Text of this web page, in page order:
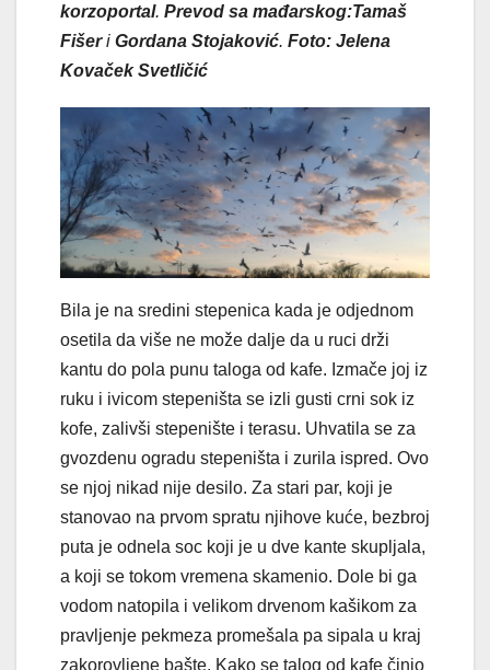
korzoportal. Prevod sa mađarskog:Tamaš
Fišeri Gordana Stojaković. Foto: Jelena
Kovaček Svetličić
Bila je na sredini stepenica kada je odjednom
osetila da više ne može dalje da u ruci drži
kantu do pola punu taloga od kafe. Izmače joj iz
ruku i ivicom stepeništa se izli gusti crni sok iz
kofe, zalivši stepenište i terasu. Uhvatila se za
gvozdenu ogradu stepeništa i zurila ispred. Ovo
se njoj nikad nije desilo. Za stari par, koji je
stanovao na prvom spratu njihove kuće, bezbroj
puta je odnela soc koji je u dve kante skupljala,
a koji se tokom vremena skamenio. Dole bi ga
vodom natopila i velikom drvenom kašikom za
pravljenje pekmeza promešala pa sipala u kraj
zakorovljene bašte. Kako se talog od kafe činio